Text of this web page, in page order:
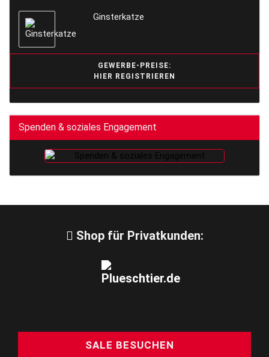
Ginsterkatze
GEWERBE-PREISE:
HIER REGISTRIEREN
Spenden & soziales Engagement
Shop für Privatkunden:
SALE BESUCHEN